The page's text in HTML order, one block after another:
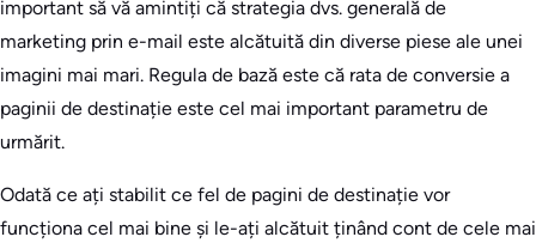
important să vă amintiți că strategia dvs. generală de
marketing prin e-mail este alcătuită din diverse piese ale unei
imagini mai mari. Regula de bază este că rata de conversie a
paginii de destinație este cel mai important parametru de
urmărit.
Odată ce ați stabilit ce fel de pagini de destinație vor
funcționa cel mai bine și le-ați alcătuit ținând cont de cele mai